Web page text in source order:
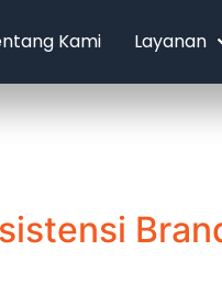
Kami Layanan